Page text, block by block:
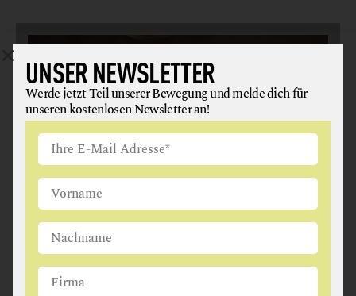
GASTHAUS CSENCSITS
Spitzenkoch Jürgen Csencsits vereint gehobene
Gastronomie mit Bodenständigkeit. Dabei bleibt
UNSER NEWSLETTER
Werde jetzt Teil unserer Bewegung und melde dich für
unseren kostenlosen Newsletter an!